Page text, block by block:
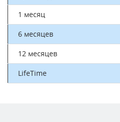
1 месяц
6 месяцев
12 месяцев
LifeTime